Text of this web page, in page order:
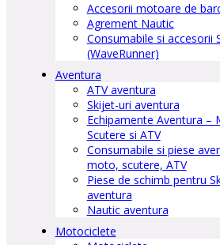
Accesorii motoare de
Agrement Nautic
Consumabile si accesorii
(WaveRunner)
Aventura
ATV aventura
Skijet-uri aventura
Echipamente Aventura –
Scutere si ATV
Consumabile si piese
moto, scutere, ATV
Piese de schimb pentru
aventura
Nautic aventura
Motociclete